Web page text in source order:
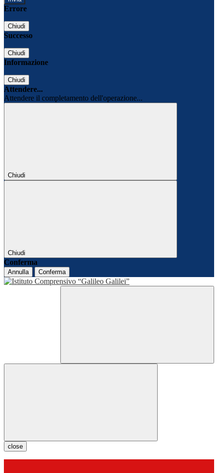
Errore
Chiudi
Successo
Chiudi
Informazione
Chiudi
Attendere...
Attendere il completamento dell'operazione...
Chiudi
Chiudi
Conferma
Annulla Conferma
close